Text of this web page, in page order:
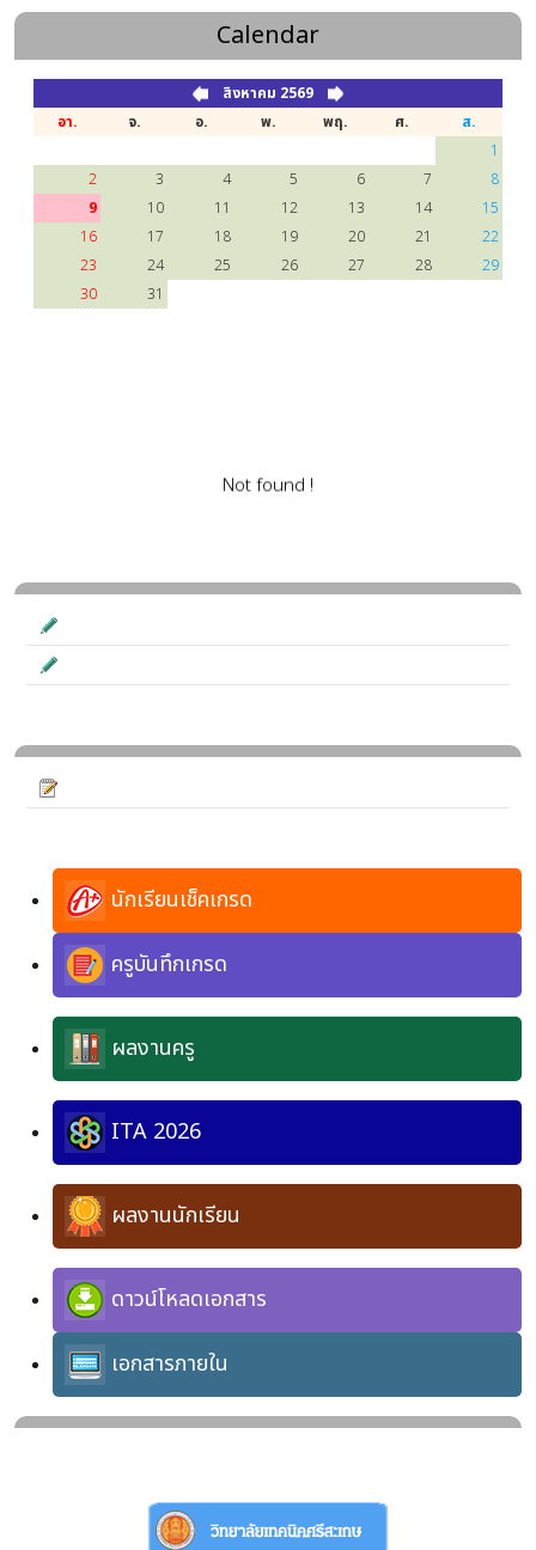
สิงหาคม 2569
อ. พ. พฤ.
8
9
10 11 12 13 14
15
16
17 18 19 20 21
22
23
24 25 26 27 28
29
30
31
นักเรียนเช็คเกรด
ครูบันทึกเกรด
ผลงานครู
ITA 2026
ผลงานนักเรียน
ดาวน์โหลดเอกสาร
เอกสารภายใน